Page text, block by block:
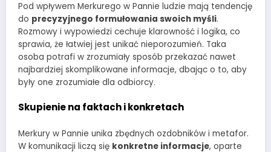
Pod wpływem Merkurego w Pannie ludzie mają tendencję
do precyzyjnego formułowania swoich myśli.
Rozmowy i wypowiedzi cechuje klarowność i logika, co
sprawia, że łatwiej jest unikać nieporozumień. Taka
osoba potrafi w zrozumiały sposób przekazać nawet
najbardziej skomplikowane informacje, dbając o to, aby
były one zrozumiałe dla odbiorcy.
Skupienie na faktach i konkretach
Merkury w Pannie unika zbędnych ozdobników i metafor.
W komunikacji liczą się konkretne informacje, oparte